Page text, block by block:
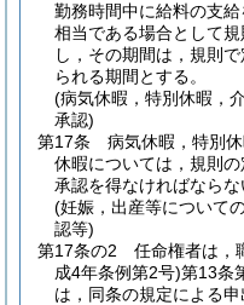
勤務時間中に給料の支
相当である場合として
し，その期間は，規則
られる期間とする。
(病気休暇，特別休暇，
承認)
第17条
病気休暇，特別
休暇については，規則
承認を得なければならな
(妊娠，出産等について
認等)
第17条の2
任命権者は，
成4年条例第2号)第13条
は，同条の規定による